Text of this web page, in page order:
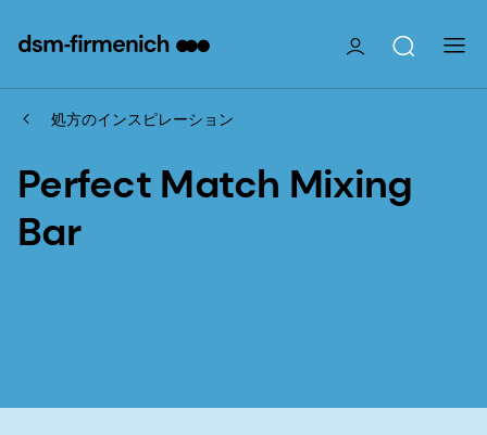
処方のインスピレーション
Perfect Match Mixing
Bar